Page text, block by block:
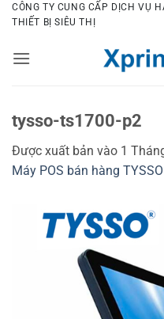
Bỏ
qua
dung
CÔNG TY CUNG CẤP DỊCH VỤ
THIẾT BỊ SIÊU THỊ
tysso-ts1700-p2
Được xuất bản vào 1
Máy POS bán hàng